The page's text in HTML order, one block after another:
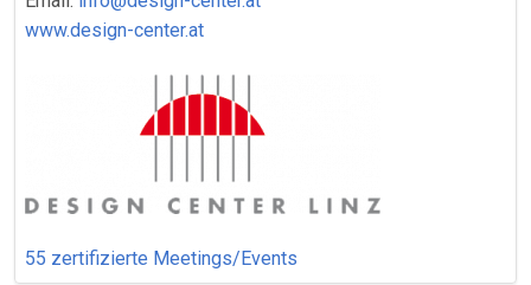
www.design-center.at
55 zertifizierte Meetings/Events